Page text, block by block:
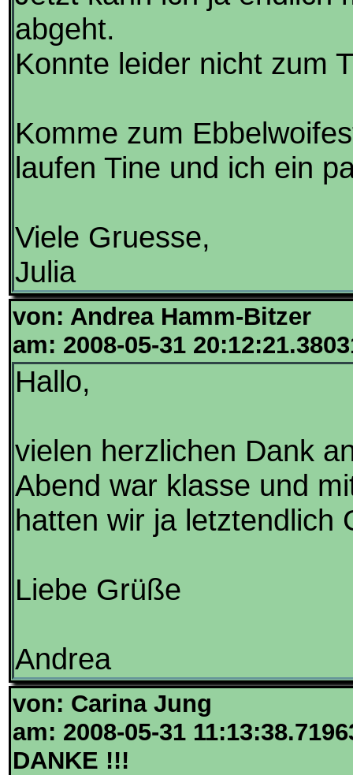
abgeht.
Konnte leider nicht zum
Komme zum
laufen Tine und ich ein
Viele Gruesse,
Julia
von: Andrea Hamm-Bitzer
am: 2008-05-31
Hallo,
vielen herzlichen Dank
Abend war klasse und
hatten wir ja letztendlich
Liebe Grüße
Andrea
von: Carina Jung
am: 2008-05-31
DANKE !!!